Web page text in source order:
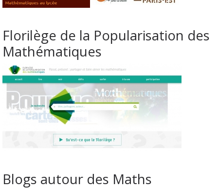
Florilège de la Popularisation des
Mathématiques
Blogs autour des Maths